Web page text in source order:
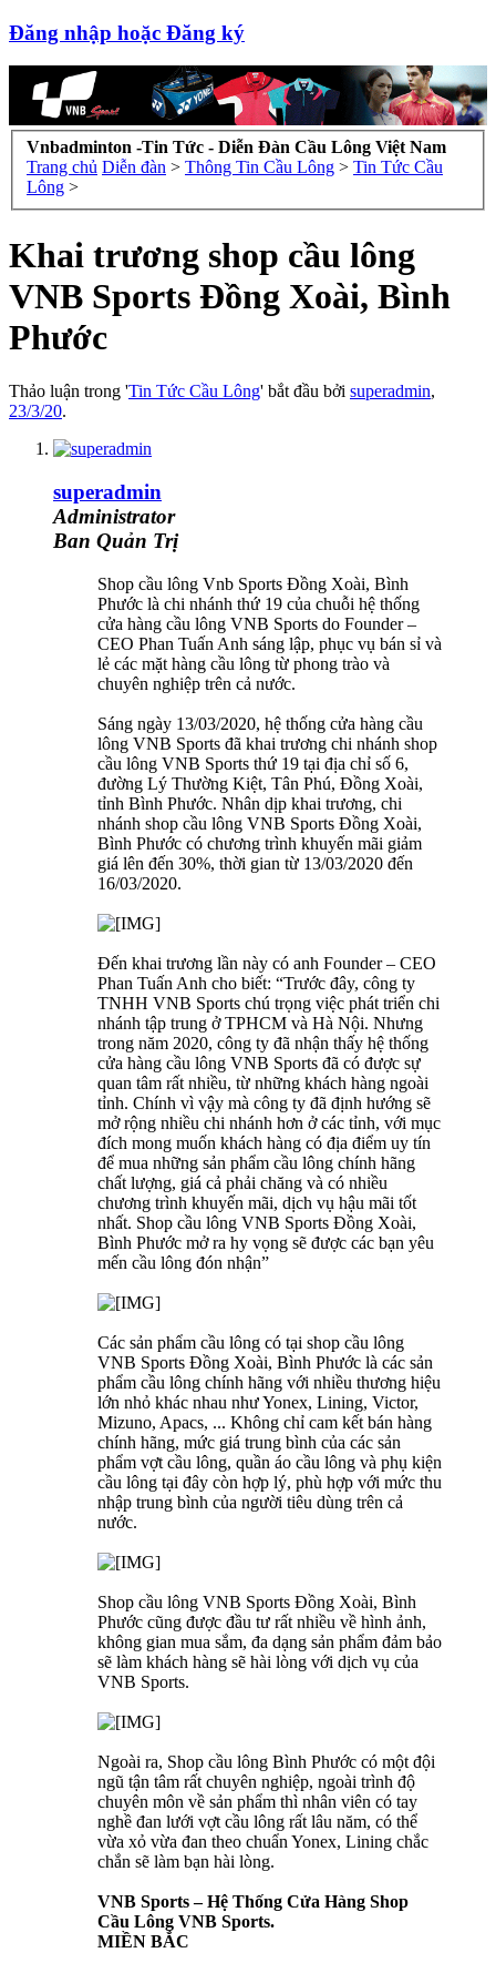
Đăng nhập hoặc Đăng ký
Vnbadminton -Tin Tức - Diễn Đàn Cầu Lông Việt Nam
Trang chủ Diễn đàn > Thông Tin Cầu Lông > Tin Tức Cầu
Lông >
Khai trương shop cầu lông
VNB Sports Đồng Xoài, Bình
Phước
Thảo luận trong 'Tin Tức Cầu Lông' bắt đầu bởi superadmin,
23/3/20.
superadmin
Administrator
Ban Quản Trị
Shop cầu lông Vnb Sports Đồng Xoài, Bình
Phước là chi nhánh thứ 19 của chuỗi hệ thống
cửa hàng cầu lông VNB Sports do Founder –
CEO Phan Tuấn Anh sáng lập, phục vụ bán sỉ và
lẻ các mặt hàng cầu lông từ phong trào và
chuyên nghiệp trên cả nước.
Sáng ngày 13/03/2020, hệ thống cửa hàng cầu
lông VNB Sports đã khai trương chi nhánh shop
cầu lông VNB Sports thứ 19 tại địa chỉ số 6,
đường Lý Thường Kiệt, Tân Phú, Đồng Xoài,
tỉnh Bình Phước. Nhân dịp khai trương, chi
nhánh shop cầu lông VNB Sports Đồng Xoài,
Bình Phước có chương trình khuyến mãi giảm
giá lên đến 30%, thời gian từ 13/03/2020 đến
16/03/2020.
Đến khai trương lần này có anh Founder – CEO
Phan Tuấn Anh cho biết: “Trước đây, công ty
TNHH VNB Sports chú trọng việc phát triển chi
nhánh tập trung ở TPHCM và Hà Nội. Nhưng
trong năm 2020, công ty đã nhận thấy hệ thống
cửa hàng cầu lông VNB Sports đã có được sự
quan tâm rất nhiều, từ những khách hàng ngoài
tỉnh. Chính vì vậy mà công ty đã định hướng sẽ
mở rộng nhiều chi nhánh hơn ở các tỉnh, với mục
đích mong muốn khách hàng có địa điểm uy tín
để mua những sản phẩm cầu lông chính hãng
chất lượng, giá cả phải chăng và có nhiều
chương trình khuyến mãi, dịch vụ hậu mãi tốt
nhất. Shop cầu lông VNB Sports Đồng Xoài,
Bình Phước mở ra hy vọng sẽ được các bạn yêu
mến cầu lông đón nhận”
Các sản phẩm cầu lông có tại shop cầu lông
VNB Sports Đồng Xoài, Bình Phước là các sản
phẩm cầu lông chính hãng với nhiều thương hiệu
lớn nhỏ khác nhau như Yonex, Lining, Victor,
Mizuno, Apacs, ... Không chỉ cam kết bán hàng
chính hãng, mức giá trung bình của các sản
phẩm vợt cầu lông, quần áo cầu lông và phụ kiện
cầu lông tại đây còn hợp lý, phù hợp với mức thu
nhập trung bình của người tiêu dùng trên cả
nước.
Shop cầu lông VNB Sports Đồng Xoài, Bình
Phước cũng được đầu tư rất nhiều về hình ảnh,
không gian mua sắm, đa dạng sản phẩm đảm bảo
sẽ làm khách hàng sẽ hài lòng với dịch vụ của
VNB Sports.
Ngoài ra, Shop cầu lông Bình Phước có một đội
ngũ tận tâm rất chuyên nghiệp, ngoài trình độ
chuyên môn về sản phẩm thì nhân viên có tay
nghề đan lưới vợt cầu lông rất lâu năm, có thể
vừa xỏ vừa đan theo chuẩn Yonex, Lining chắc
chắn sẽ làm bạn hài lòng.
VNB Sports – Hệ Thống Cửa Hàng Shop
Cầu Lông VNB Sports.
MIỀN BẮC